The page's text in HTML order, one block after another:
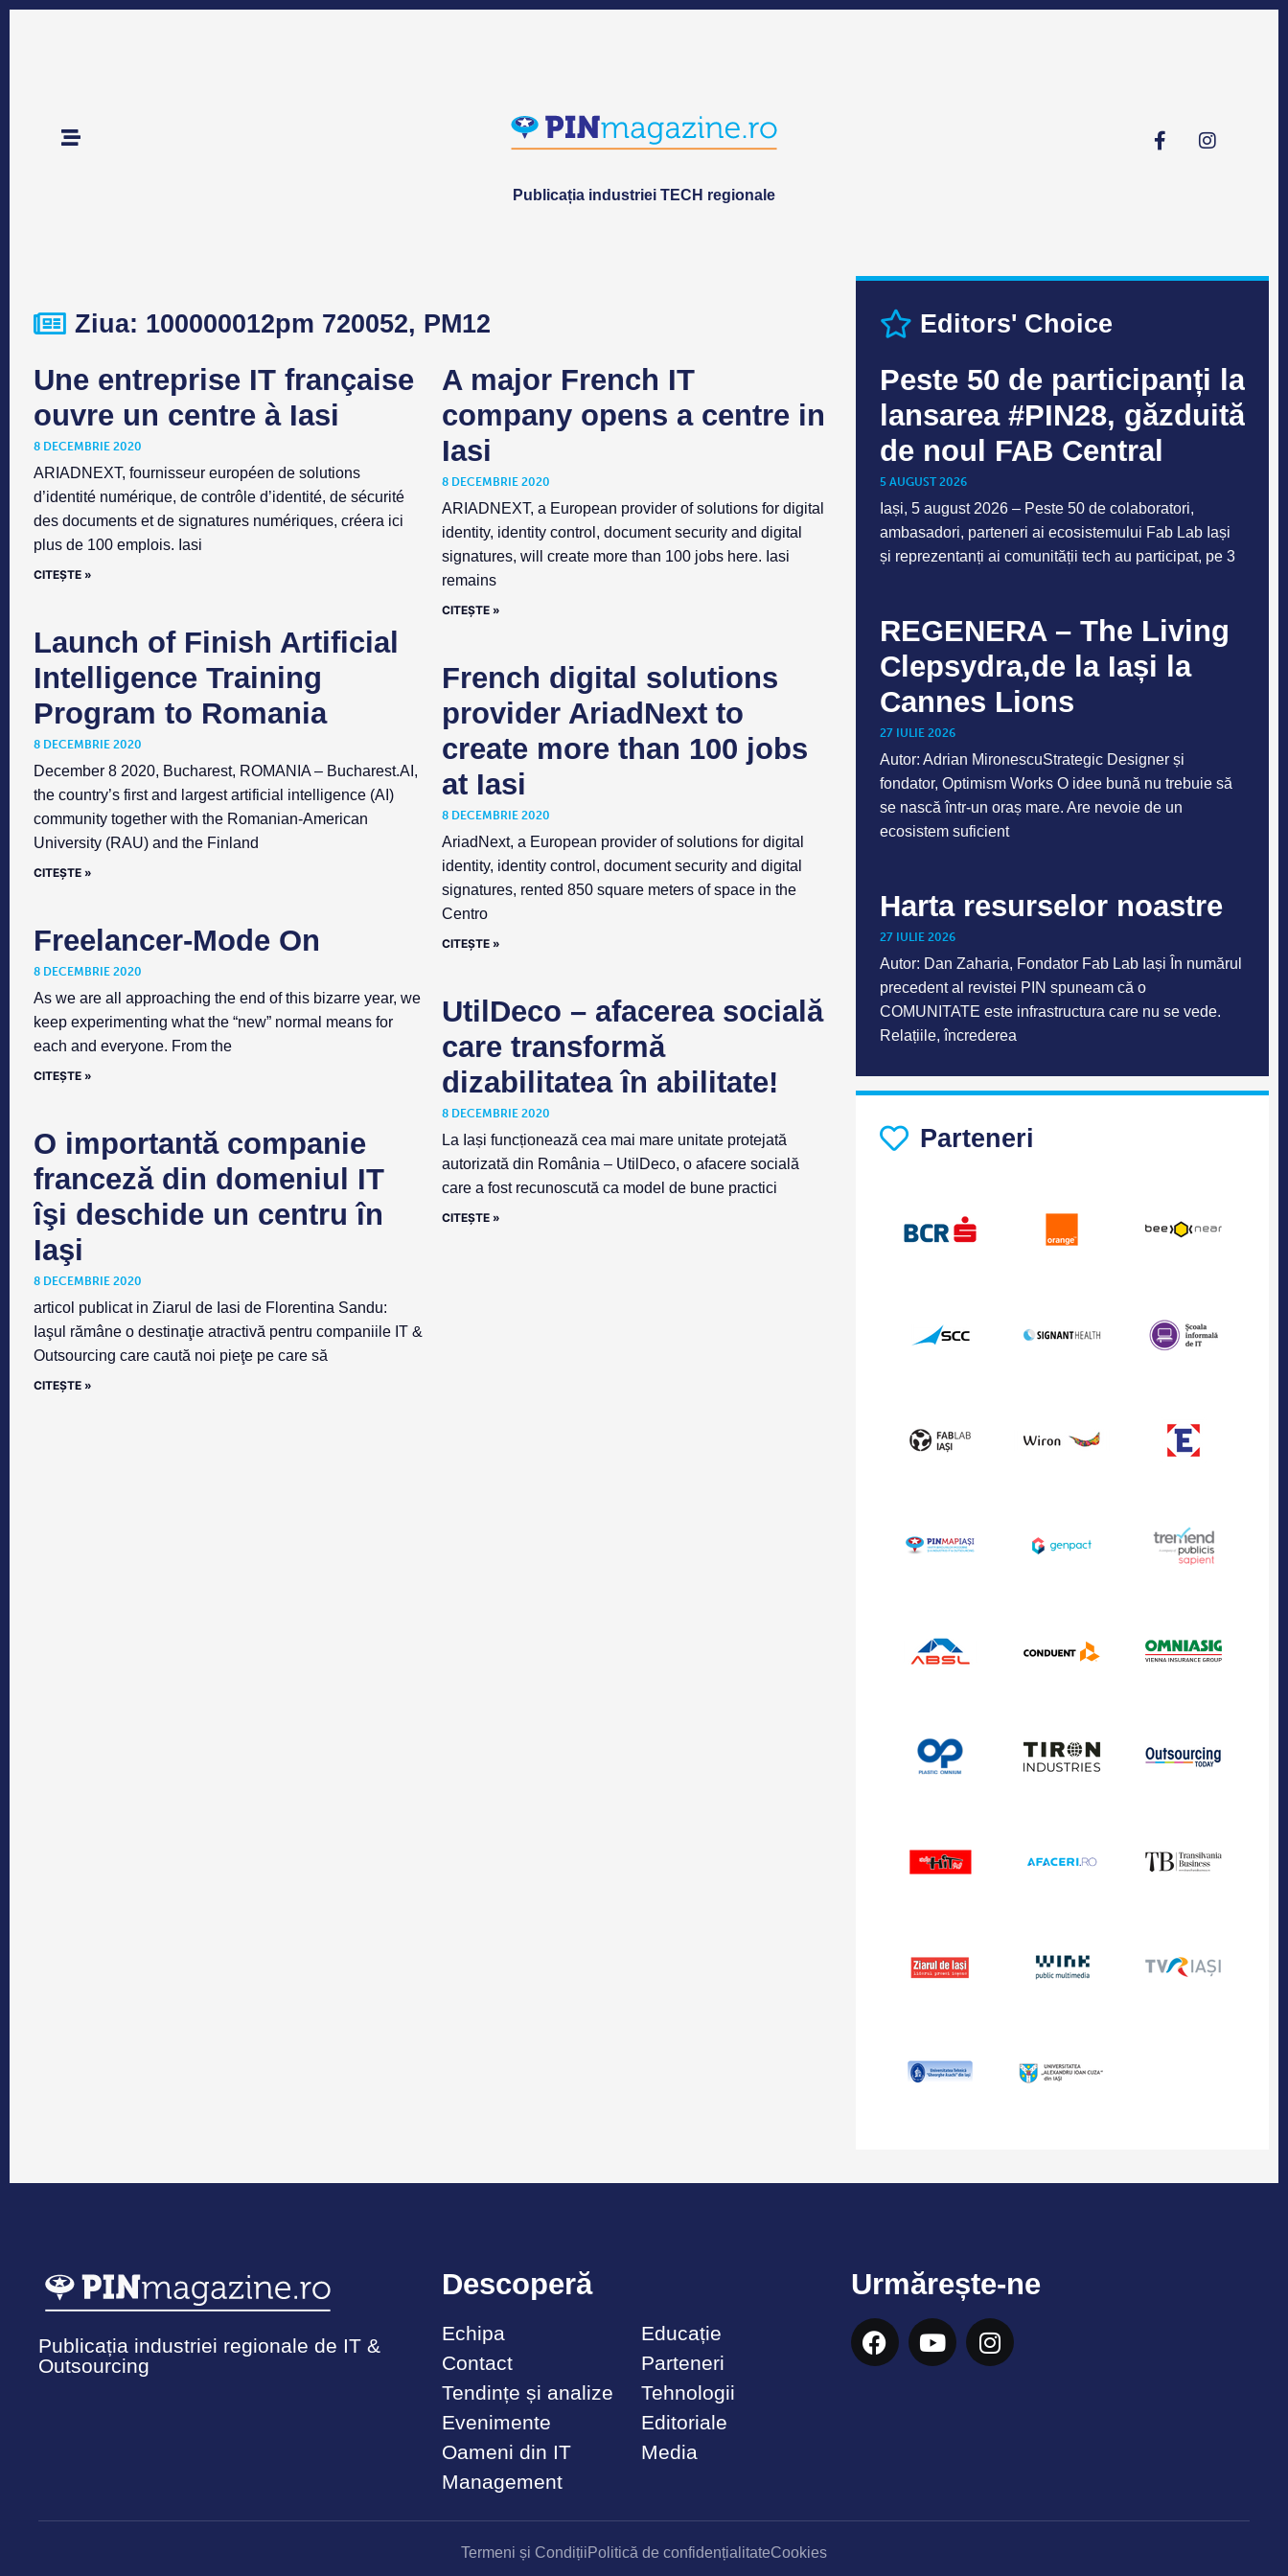
Publicația industriei TECH regionale
Ziua: 100000012pm 720052, PM12
Une entreprise IT française
ouvre un centre à Iasi
8 DECEMBRIE 2020
ARIADNEXT, fournisseur européen de solutions
d’identité numérique, de contrôle d’identité, de sécurité
des documents et de signatures numériques, créera ici
plus de 100 emplois. Iasi
CITEȘTE »
A major French IT
company opens a centre in
Iasi
8 DECEMBRIE 2020
ARIADNEXT, a European provider of solutions for digital
identity, identity control, document security and digital
signatures, will create more than 100 jobs here. Iasi
remains
CITEȘTE »
Launch of Finish Artificial
Intelligence Training
Program to Romania
8 DECEMBRIE 2020
December 8 2020, Bucharest, ROMANIA – Bucharest.AI,
the country’s first and largest artificial intelligence (AI)
community together with the Romanian-American
University (RAU) and the Finland
CITEȘTE »
French digital solutions
provider AriadNext to
create more than 100 jobs
at Iasi
8 DECEMBRIE 2020
AriadNext, a European provider of solutions for digital
identity, identity control, document security and digital
signatures, rented 850 square meters of space in the
Centro
CITEȘTE »
Freelancer-Mode On
8 DECEMBRIE 2020
As we are all approaching the end of this bizarre year, we
keep experimenting what the “new” normal means for
each and everyone. From the
CITEȘTE »
UtilDeco – afacerea socială
care transformă
dizabilitatea în abilitate!
8 DECEMBRIE 2020
La Iași funcționează cea mai mare unitate protejată
autorizată din România – UtilDeco, o afacere socială
care a fost recunoscută ca model de bune practici
CITEȘTE »
O importantă companie
franceză din domeniul IT
îşi deschide un centru în
Iaşi
8 DECEMBRIE 2020
articol publicat in Ziarul de Iasi de Florentina Sandu:
Iaşul rămâne o destinaţie atractivă pentru companiile IT &
Outsourcing care caută noi pieţe pe care să
CITEȘTE »
Editors' Choice
Peste 50 de participanți la
lansarea #PIN28, găzduită
de noul FAB Central
5 AUGUST 2026
Iași, 5 august 2026 – Peste 50 de colaboratori,
ambasadori, parteneri ai ecosistemului Fab Lab Iași
și reprezentanți ai comunității tech au participat, pe 3
REGENERA – The Living
Clepsydra,de la Iași la
Cannes Lions
27 IULIE 2026
Autor: Adrian MironescuStrategic Designer și
fondator, Optimism Works O idee bună nu trebuie să
se nască într-un oraș mare. Are nevoie de un
ecosistem suficient
Harta resurselor noastre
27 IULIE 2026
Autor: Dan Zaharia, Fondator Fab Lab Iași În numărul
precedent al revistei PIN spuneam că o
COMUNITATE este infrastructura care nu se vede.
Relațiile, încrederea
Parteneri
Publicația industriei regionale de IT &
Outsourcing
Descoperă
Echipa
Contact
Tendințe și analize
Evenimente
Oameni din IT
Management
Educație
Parteneri
Tehnologii
Editoriale
Media
Urmărește-ne
Termeni și CondițiiPolitică de confidențialitateCookies